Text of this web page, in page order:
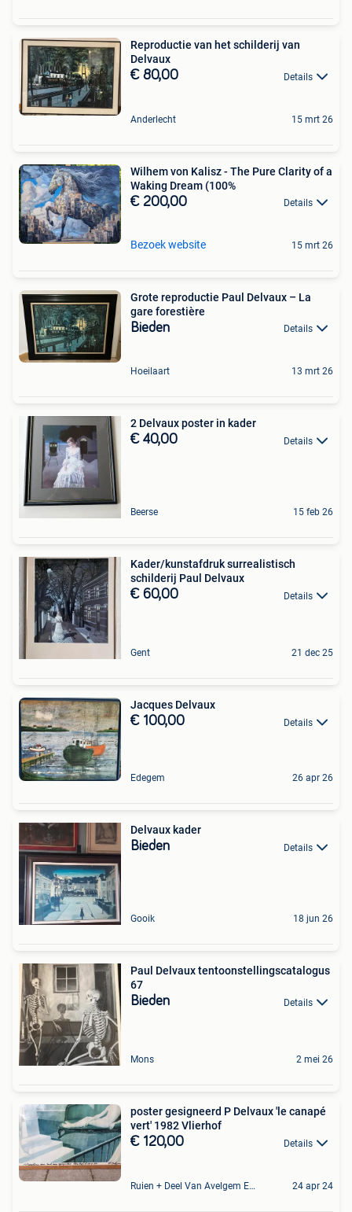
Reproductie van het schilderij van
Delvaux
€ 80,00 Details
Anderlecht 15 mrt 26
Wilhem von Kalisz - The Pure Clarity of a
Waking Dream (100%
€ 200,00 Details
Bezoek website 15 mrt 26
Grote reproductie Paul Delvaux – La
gare forestière
Bieden Details
Hoeilaart 13 mrt 26
2 Delvaux poster in kader
€ 40,00 Details
Beerse 15 feb 26
Kader/kunstafdruk surrealistisch
schilderij Paul Delvaux
€ 60,00 Details
Gent 21 dec 25
Jacques Delvaux
€ 100,00 Details
Edegem 26 apr 26
Delvaux kader
Bieden Details
Gooik 18 jun 26
Paul Delvaux tentoonstellingscatalogus
67
Bieden Details
Mons 2 mei 26
poster gesigneerd P Delvaux 'le canapé
vert' 1982 Vlierhof
€ 120,00 Details
Ruien + Deel Van Avelgem En Waarmaarde 24 apr 24